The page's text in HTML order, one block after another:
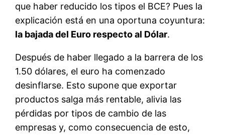
que haber reducido los tipos el BCE? Pues la
explicación está en una oportuna coyuntura:
la bajada del Euro respecto al Dólar.
Después de haber llegado a la barrera de los
1.50 dólares, el euro ha comenzado
desinflarse. Esto supone que exportar
productos salga más rentable, alivia las
pérdidas por tipos de cambio de las
empresas y, como consecuencia de esto,